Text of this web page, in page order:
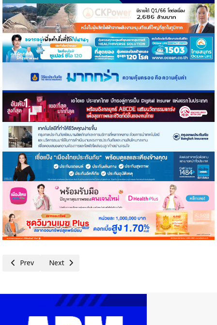
Previous article: กรมบัญชีกลางปรับระเบียบฯ คัดกรองผู้ประกอบการที่รับงา
Prev Next article: กรมบัญชีกลาง พร้อมจ่ายเงินสงเคราะห์เพื่อการ
Next